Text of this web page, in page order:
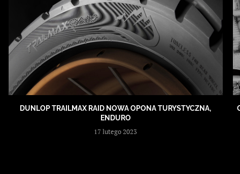
DUNLOP TRAILMAX RAID NOWA OPONA TURYSTYCZNA,
ENDURO
17 lutego 2023